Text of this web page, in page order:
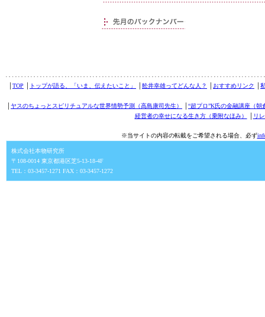
TOP トップが語る、「いま、伝えたいこと」 舩井幸雄ってどんな人？ おすすめリンク
ヤスのちょっとスピリチュアルな世界情勢予測（高島康司先生）
“超プロ”K氏の金融講座（朝
経営者の幸せになる生き方（乗附なほみ）
リ
※当サイトの内容の転載をご希望される場合、必ず
株式会社本物研究所
〒108-0014 東京都港区芝5-13-18-4F
TEL：03-3457-1271 FAX：03-3457-1272